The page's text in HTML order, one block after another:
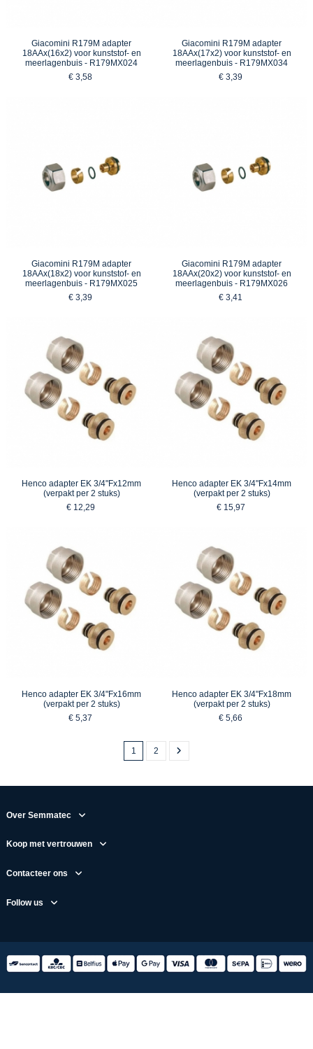
Giacomini R179M adapter
18AAx(16x2) voor kunststof- en
meerlagenbuis - R179MX024
€ 3,58
Giacomini R179M adapter
18AAx(17x2) voor kunststof- en
meerlagenbuis - R179MX034
€ 3,39
Giacomini R179M adapter
18AAx(18x2) voor kunststof- en
meerlagenbuis - R179MX025
€ 3,39
Giacomini R179M adapter
18AAx(20x2) voor kunststof- en
meerlagenbuis - R179MX026
€ 3,41
Henco adapter EK 3/4"Fx12mm
(verpakt per 2 stuks)
€ 12,29
Henco adapter EK 3/4"Fx14mm
(verpakt per 2 stuks)
€ 15,97
Henco adapter EK 3/4"Fx16mm
(verpakt per 2 stuks)
€ 5,37
Henco adapter EK 3/4"Fx18mm
(verpakt per 2 stuks)
€ 5,66
1 2
Over Semmatec
Koop met vertrouwen
Contacteer ons
Follow us